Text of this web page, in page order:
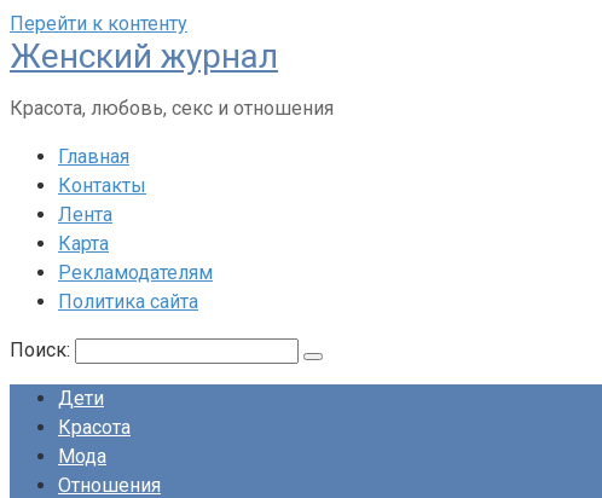
Перейти к контенту
Женский журнал
Красота, любовь, секс и отношения
Главная
Контакты
Лента
Карта
Рекламодателям
Политика сайта
Поиск:
Дети
Красота
Мода
Отношения